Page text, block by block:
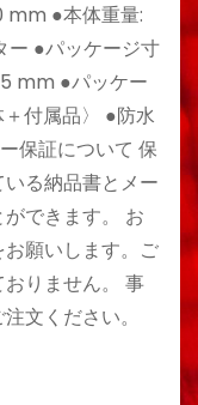
mm ●本体重量:
ー ●パッケージ寸
mm ●パッケー
付属品〉 ●防水
保証について 保
る納品書とメー
できます。 お
願いします。ご
りません。 事
文ください。